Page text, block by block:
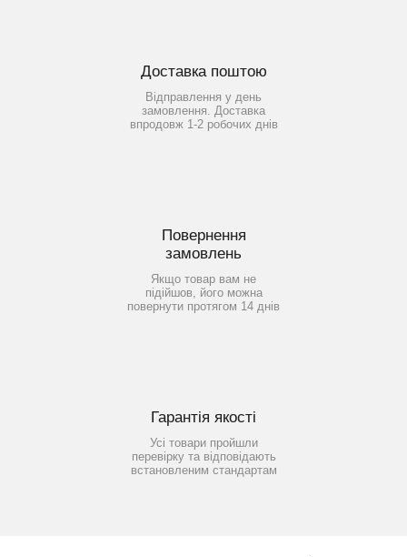
Доставка поштою
Відправлення у день
замовлення. Доставка
впродовж 1-2 робочих днів
Повернення
замовлень
Якщо товар вам не
підійшов, його можна
повернути протягом 14 днів
Гарантія якості
Усі товари пройшли
перевірку та відповідають
встановленим стандартам